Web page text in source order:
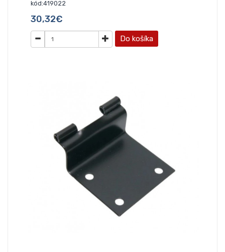
kód:419022
30,32€
Do košíka